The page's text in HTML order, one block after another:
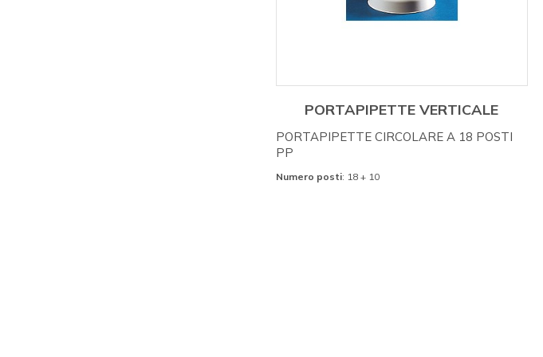
PORTAPIPETTE VERTICALE
PORTAPIPETTE CIRCOLARE A 18 POSTI
PP
Numero posti: 18 + 10